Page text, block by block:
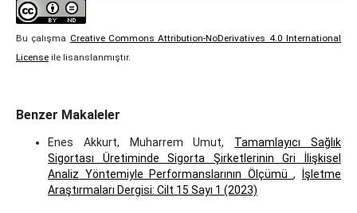
Bu çalışma Creative Commons Attribution-NoDerivatives 4.0 International
Licenseile lisanslanmıştır.
Benzer Makaleler
Enes Akkurt, Muharrem Umut, Tamamlayıcı Sağlık
Sigortası Üretiminde Sigorta Şirketlerinin Gri İlişkisel
Analiz Yöntemiyle Performanslarının Ölçümü,
İşletme
Araştırmaları Dergisi: Cilt 15 Sayı 1 (2023)